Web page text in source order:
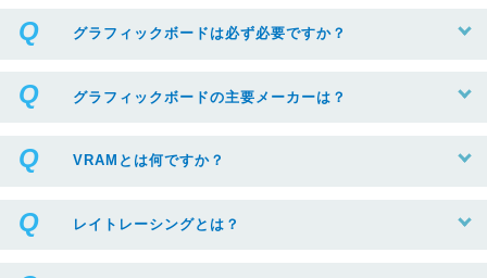
グラフィックボードは必ず必要ですか？
グラフィックボードの主要メーカーは？
VRAMとは何ですか？
レイトレーシングとは？